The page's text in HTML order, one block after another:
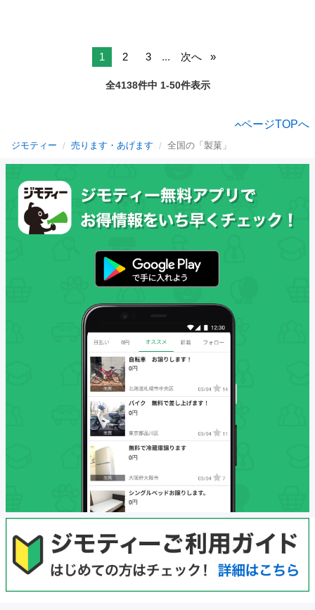
1 2 3 ... 次へ
全4138件中 1-50件表示
ページTOPへ
ジモティー 売ります・あげます 全国の「製菓」